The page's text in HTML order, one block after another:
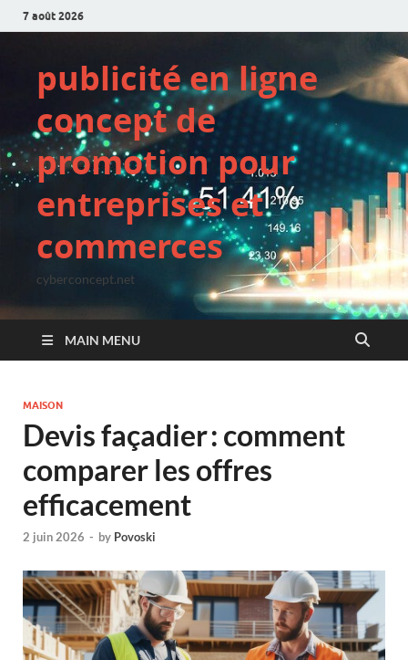
7 août 2026
publicité en ligne
concept de
promotion pour
entreprises et
commerces
cyberconcept.net
MAIN MENU
MAISON
Devis façadier : comment
comparer les offres
efficacement
2 juin 2026 - by Povoski